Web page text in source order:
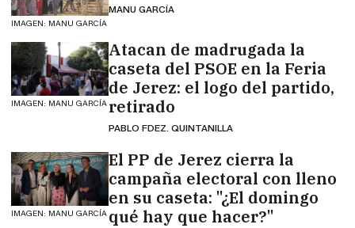
IMAGEN: MANU GARCÍA
MANU GARCÍA
IMAGEN: MANU GARCÍA
Atacan de madrugada la
caseta del PSOE en la Feria
de Jerez: el logo del partido,
retirado
PABLO FDEZ. QUINTANILLA
IMAGEN: MANU GARCÍA
El PP de Jerez cierra la
campaña electoral con lleno
en su caseta: "¿El domingo
qué hay que hacer?"